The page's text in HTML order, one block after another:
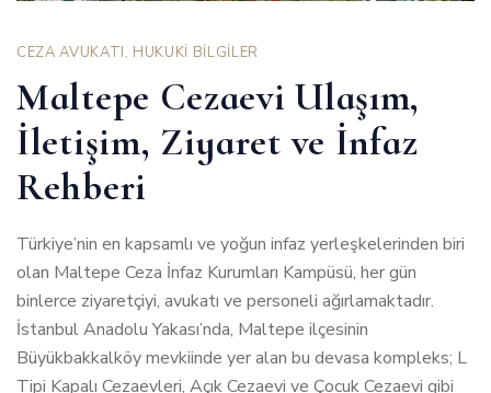
CEZA AVUKATI, HUKUKİ BİLGİLER
Maltepe Cezaevi Ulaşım,
İletişim, Ziyaret ve İnfaz
Rehberi
Türkiye’nin en kapsamlı ve yoğun infaz yerleşkelerinden biri
olan Maltepe Ceza İnfaz Kurumları Kampüsü, her gün
binlerce ziyaretçiyi, avukatı ve personeli ağırlamaktadır.
İstanbul Anadolu Yakası’nda, Maltepe ilçesinin
Büyükbakkalköy mevkiinde yer alan bu devasa kompleks; L
Tipi Kapalı Cezaevleri, Açık Cezaevi ve Çocuk Cezaevi gibi